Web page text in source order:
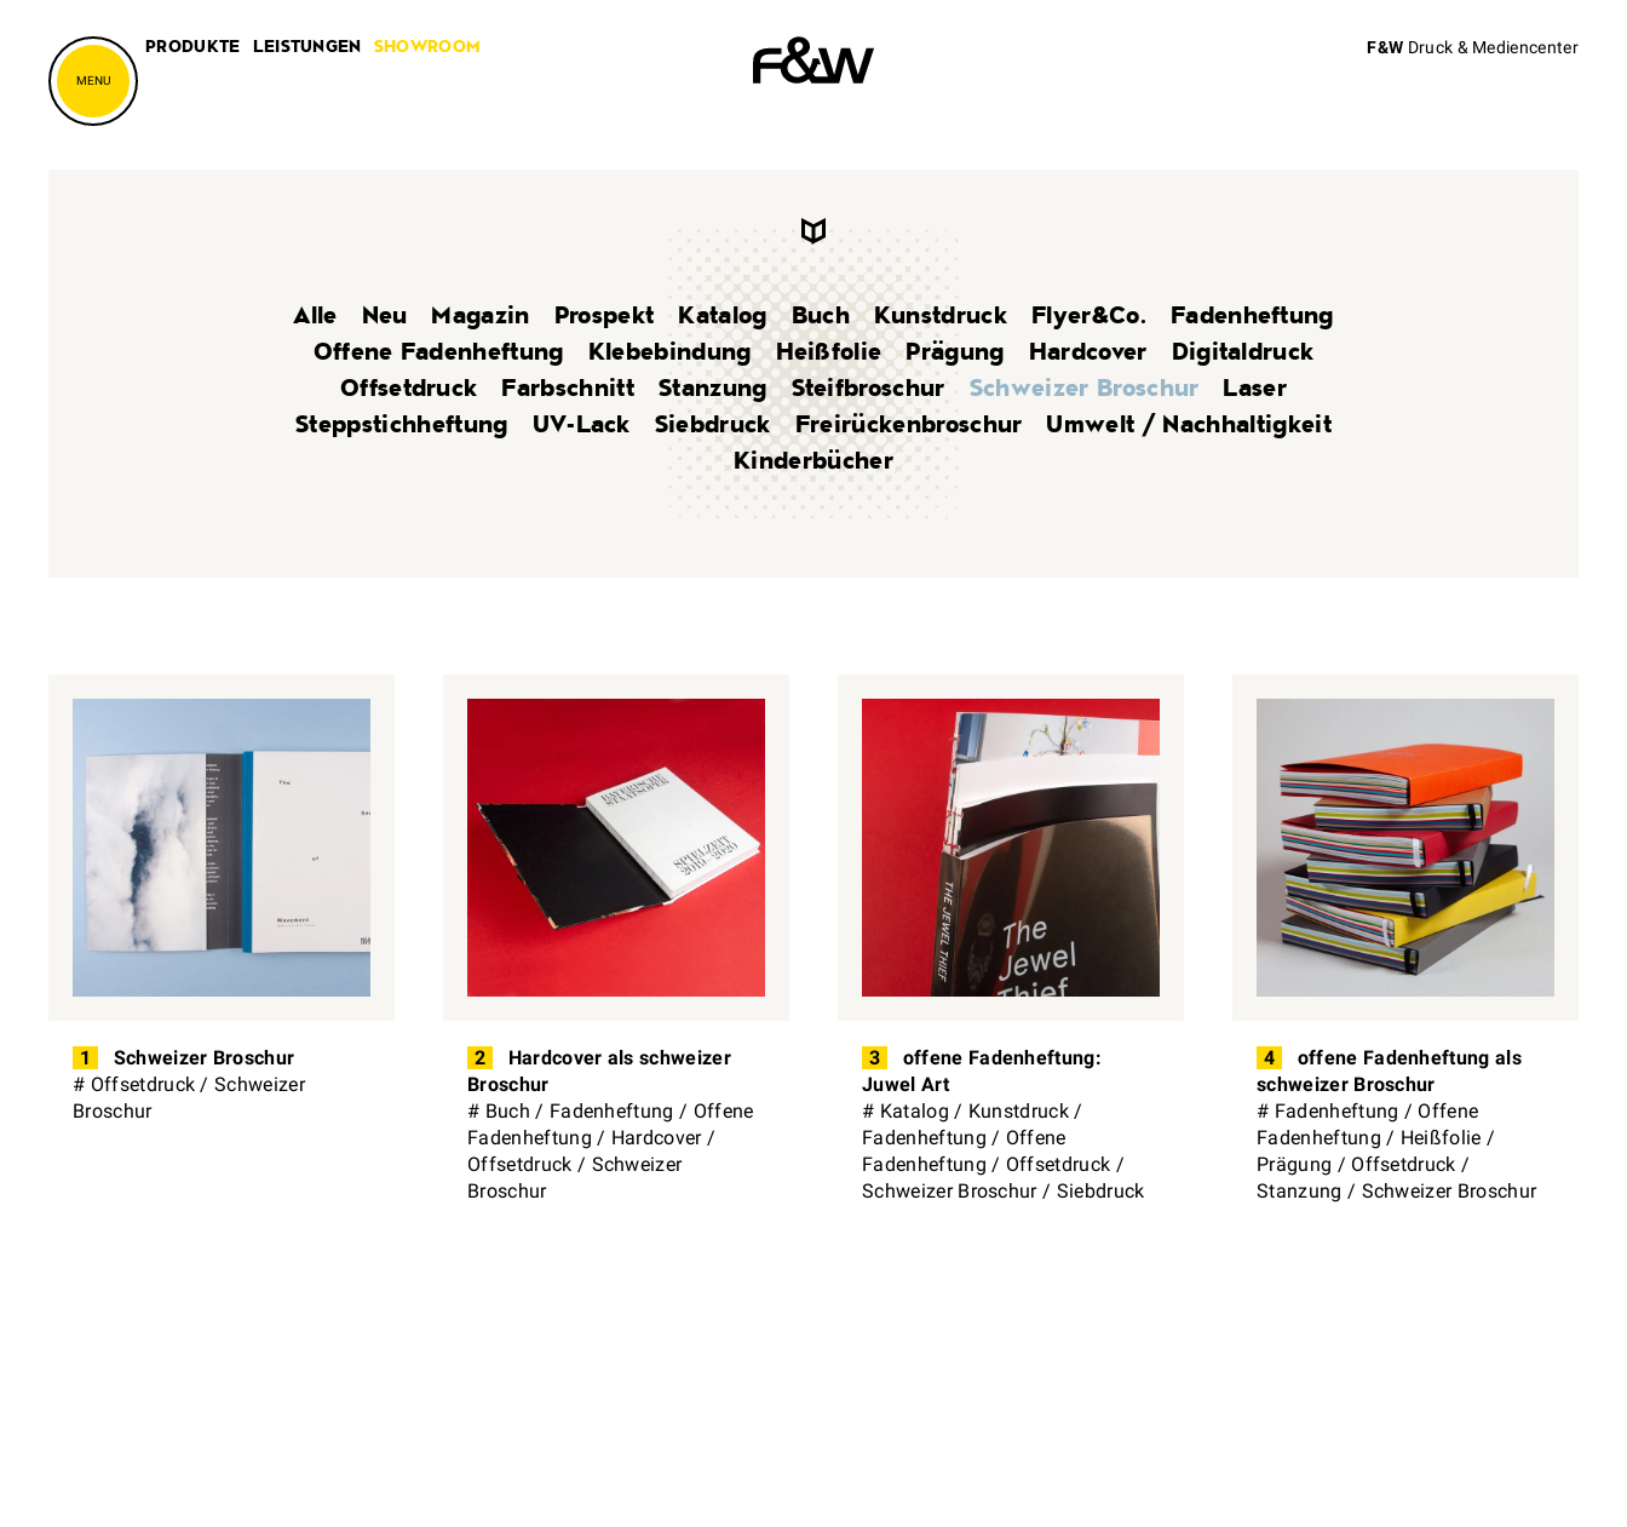
MENU
PRODUKTE LEISTUNGEN SHOWROOM F&W Druck & Mediencenter
Alle Neu Magazin Prospekt Katalog Buch Kunstdruck Flyer&Co.
Fadenheftung
Offene Fadenheftung
Klebebindung Heißfolie Prägung Hardcover
Digitaldruck
Offsetdruck
Farbschnitt Stanzung Steifbroschur Schweizer Broschur
Laser
Steppstichheftung
UV-Lack Siebdruck Freirückenbroschur
Umwelt / Nachhaltigkeit
Kinderbücher
1
Schweizer Broschur
# Offsetdruck /Schweizer
Broschur
2
Hardcover als schweizer
Broschur
# Buch / Fadenheftung / Offene
Fadenheftung / Hardcover/
Offsetdruck / Schweizer
Broschur
3
offene Fadenheftung:
Juwel Art
# Katalog / Kunstdruck /
Fadenheftung / Offene
Fadenheftung / Offsetdruck /
Schweizer Broschur/ Siebdruck
4
offene Fadenheftung als
schweizer Broschur
# Fadenheftung / Offene
Fadenheftung / Heißfolie /
Prägung / Offsetdruck /
Stanzung / Schweizer Broschur